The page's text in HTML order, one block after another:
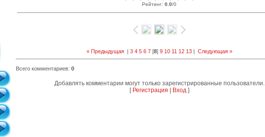
Рейтинг: 0.0/0
« Предыдущая| 3 4 5 6 7[8] 9 10 11 12 13| Следующая »
Всего комментариев: 0
Добавлять комментарии могут только зарегистрированные пользователи.
[ Регистрация Вход]